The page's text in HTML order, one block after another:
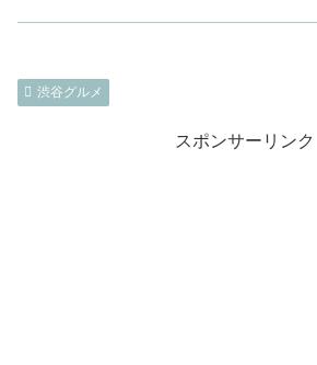
渋谷グルメ
スポンサーリンク